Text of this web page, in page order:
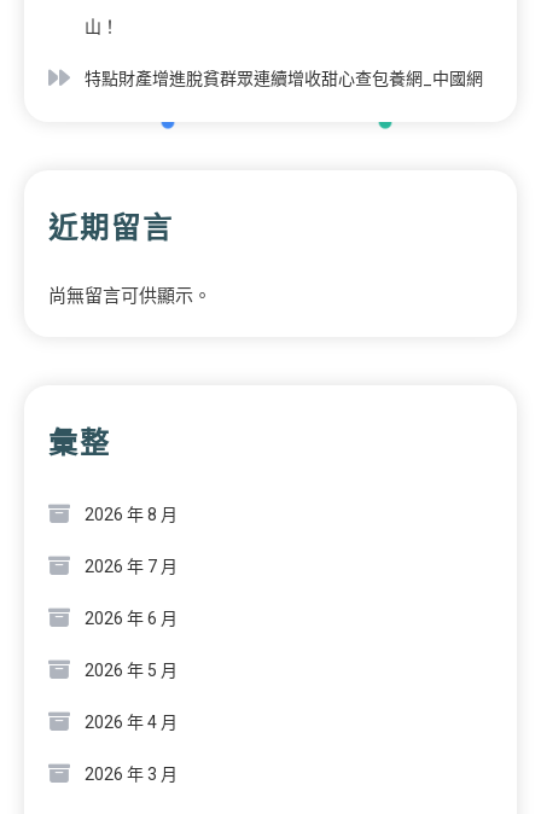
山！
特點財產增進脫貧群眾連續增收甜心查包養網_中國網
近期留言
尚無留言可供顯示。
彙整
2026 年 8 月
2026 年 7 月
2026 年 6 月
2026 年 5 月
2026 年 4 月
2026 年 3 月